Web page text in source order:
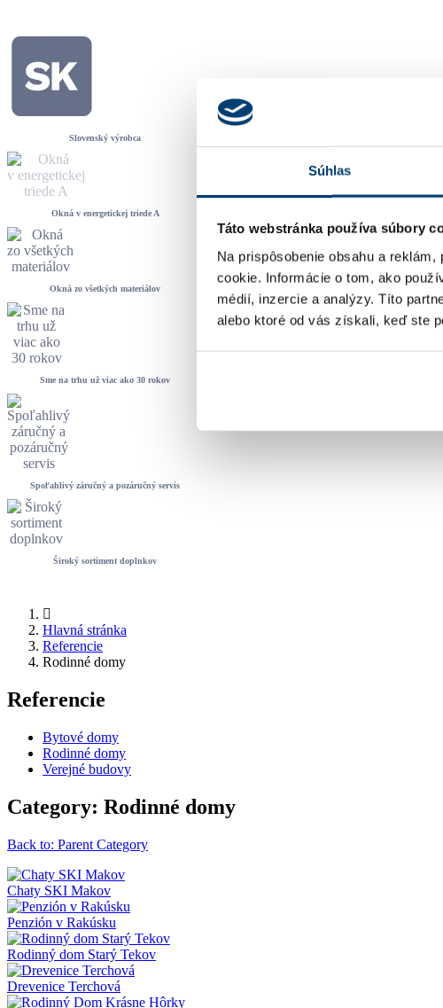
Súhlas
Táto webstránka používa súbory
Na prispôsobenie obsahu a
cookie. Informácie o tom, ako
médií, inzercie a analýzy. Títo
alebo ktoré od vás získali, keď ste
Slovenský výrobca
Okná v energetickej triede A
Okná zo všetkých materiálov
Sme na trhu už viac ako 30 rokov
Spoľahlivý záručný a pozáručný servis
Široký sortiment doplnkov
Hlavná stránka
Referencie
Rodinné domy
Referencie
Bytové domy
Rodinné domy
Verejné budovy
Category: Rodinné domy
Back to: Parent Category
Chaty SKI Makov
Penzión v Rakúsku
Rodinný dom Starý Tekov
Drevenice Terchová